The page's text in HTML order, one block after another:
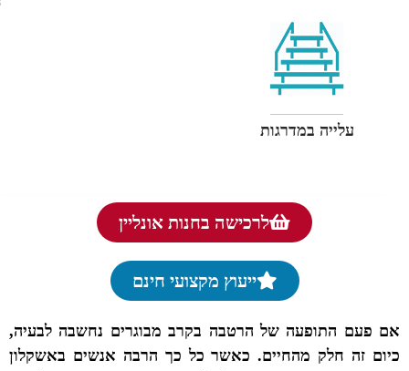
עלייה במדרגות
לרכישה בחנות אונליין
ייעוץ מקצועי חינם
אם פעם התופעה של הרטבה בקרב מבוגרים נחשבה לבעיה,
כיום זה חלק מהחיים. כאשר כל כך הרבה אנשים באשקלון